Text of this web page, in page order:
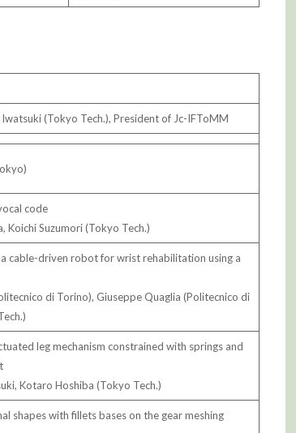
(Tokyo Tech.), President of Jc-IFToMM
code
Koichi Suzumori (Tokyo Tech.)
cable-driven robot for wrist rehabilitation using a
di Torino), Giuseppe Quaglia (Politecnico di
leg mechanism constrained with springs and
Kotaro Hoshiba (Tokyo Tech.)
shapes with fillets bases on the gear meshing